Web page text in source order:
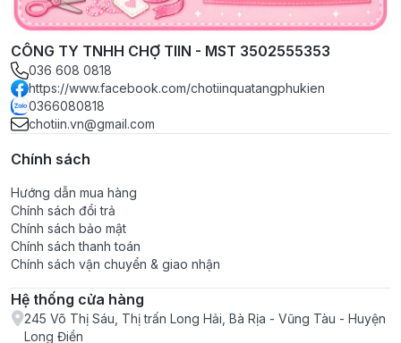
CÔNG TY TNHH CHỢ TIIN - MST 3502555353
036 608 0818
https://www.facebook.com/chotiinquatangphukien
0366080818
chotiin.vn@gmail.com
Chính sách
Hướng dẫn mua hàng
Chính sách đổi trả
Chính sách bảo mật
Chính sách thanh toán
Chính sách vận chuyển & giao nhận
Hệ thống cửa hàng
245 Võ Thị Sáu, Thị trấn Long Hải, Bà Rịa - Vũng Tàu - Huyện
Long Điền